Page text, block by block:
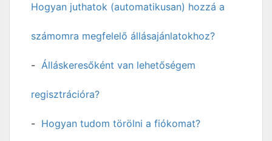
Hogyan juthatok (automatikusan) hozzá a
számomra megfelelő állásajánlatokhoz?
Álláskeresőként van lehetőségem
regisztrációra?
Hogyan tudom törölni a fiókomat?